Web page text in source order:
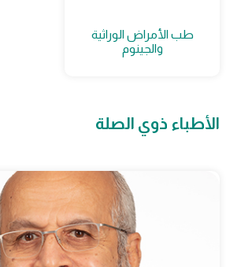
طب الأمراض الوراثية
والجينوم
الأطباء ذوي الصلة